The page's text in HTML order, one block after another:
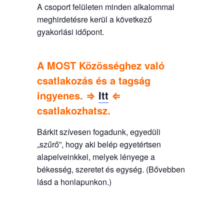
A csoport felületen minden alkalommal
meghirdetésre kerül a következő
gyakorlási időpont.
A MOST Közösséghez való
csatlakozás és a tagság
ingyenes. ⇒ Itt ⇐
csatlakozhatsz.
Bárkit szívesen fogadunk, egyedüli
„szűrő”, hogy aki belép egyetértsen
alapelveinkkel, melyek lényege a
békesség, szeretet és egység. (Bővebben
lásd a honlapunkon.)